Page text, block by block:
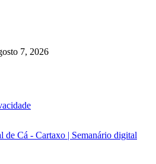
7, 2026
de Cá - Cartaxo | Semanário digital